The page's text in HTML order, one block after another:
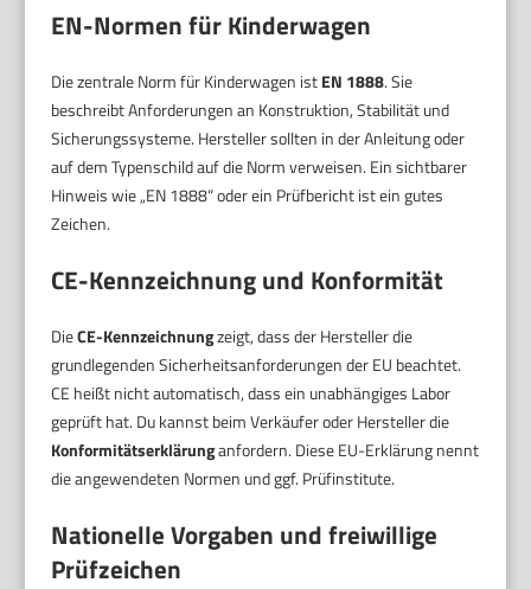
EN-Normen für Kinderwagen
Die zentrale Norm für Kinderwagen istEN 1888. Sie
beschreibt Anforderungen an Konstruktion, Stabilität und
Sicherungssysteme. Hersteller sollten in der Anleitung oder
auf dem Typenschild auf die Norm verweisen. Ein sichtbarer
Hinweis wie „EN 1888“ oder ein Prüfbericht ist ein gutes
Zeichen.
CE-Kennzeichnung und Konformität
DieCE-Kennzeichnungzeigt, dass der Hersteller die
grundlegenden Sicherheitsanforderungen der EU beachtet.
CE heißt nicht automatisch, dass ein unabhängiges Labor
geprüft hat. Du kannst beim Verkäufer oder Hersteller die
Konformitätserklärunganfordern. Diese EU-Erklärung nennt
die angewendeten Normen und ggf. Prüfinstitute.
Nationelle Vorgaben und freiwillige
Prüfzeichen